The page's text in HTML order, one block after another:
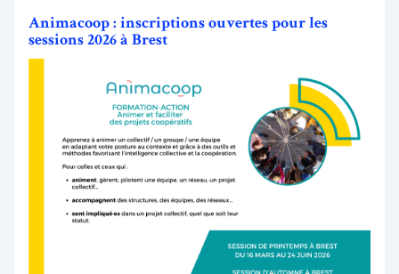
Animacoop : inscriptions ouvertes pour les
sessions 2026 à Brest